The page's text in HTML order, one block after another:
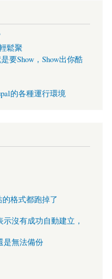
鬆聚
要Show，Show出你酷
的各種運行環境
格式都跑掉了
沒有成功自動建立，
是無法備份